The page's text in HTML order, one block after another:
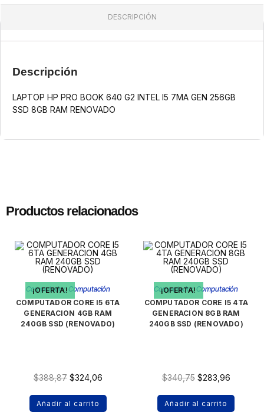
DESCRIPCIÓN
Descripción
LAPTOP HP PRO BOOK 640 G2 INTEL I5 7MA GEN 256GB
SSD 8GB RAM RENOVADO
Productos relacionados
¡OFERTA!
Computador, Computación
COMPUTADOR CORE I5 6TA
GENERACION 4GB RAM
240GB SSD (RENOVADO)
$388,87 $324,06
Añadir al carrito
¡OFERTA!
Computador, Computación
COMPUTADOR CORE I5 4TA
GENERACION 8GB RAM
240GB SSD (RENOVADO)
$340,75 $283,96
Añadir al carrito